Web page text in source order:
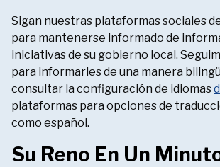
Sigan nuestras plataformas sociales
para mantenerse informado de
iniciativas de su gobierno local.
para informarles de una manera
consultar la configuración de idiomas
plataformas para opciones de
como español.
Su Reno En Un